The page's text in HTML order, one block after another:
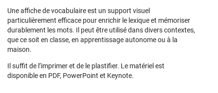
Une affiche de vocabulaire est un support visuel
particulièrement efficace pour enrichir le lexique et mémoriser
durablement les mots. Il peut être utilisé dans divers contextes,
que ce soit en classe, en apprentissage autonome ou à la
maison.
Il suffit de l’imprimer et de le plastifier. Le matériel est
disponible en PDF, PowerPoint et Keynote.